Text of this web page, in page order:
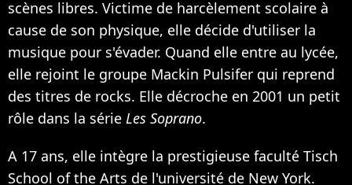
scènes libres. Victime de harcèlement scolaire à
cause de son physique, elle décide d'utiliser la
musique pour s'évader. Quand elle entre au lycée,
elle rejoint le groupe Mackin Pulsifer qui reprend
des titres de rocks. Elle décroche en 2001 un petit
rôle dans la série Les Soprano.
A 17 ans, elle intègre la prestigieuse faculté Tisch
School of the Arts de l'université de New York.